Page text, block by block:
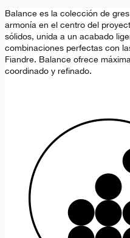
Balance es la colección de
armonía en el centro del
sólidos, unida a un acabado
combinaciones perfectas con
Fiandre. Balance ofrece
coordinado y refinado.